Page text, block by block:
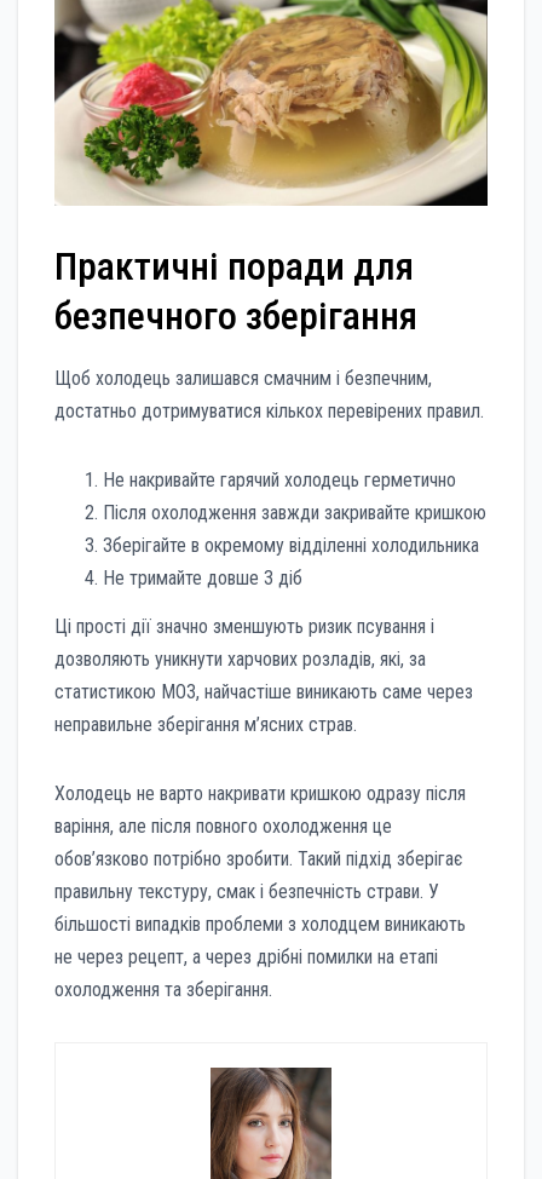
Практичні поради для
безпечного зберігання
Щоб холодець залишався смачним і безпечним,
достатньо дотримуватися кількох перевірених правил.
Не накривайте гарячий холодець герметично
Після охолодження завжди закривайте кришкою
Зберігайте в окремому відділенні холодильника
Не тримайте довше 3 діб
Ці прості дії значно зменшують ризик псування і
дозволяють уникнути харчових розладів, які, за
статистикою МОЗ, найчастіше виникають саме через
неправильне зберігання м’ясних страв.
Холодець не варто накривати кришкою одразу після
варіння, але після повного охолодження це
обов’язково потрібно зробити. Такий підхід зберігає
правильну текстуру, смак і безпечність страви. У
більшості випадків проблеми з холодцем виникають
не через рецепт, а через дрібні помилки на етапі
охолодження та зберігання.